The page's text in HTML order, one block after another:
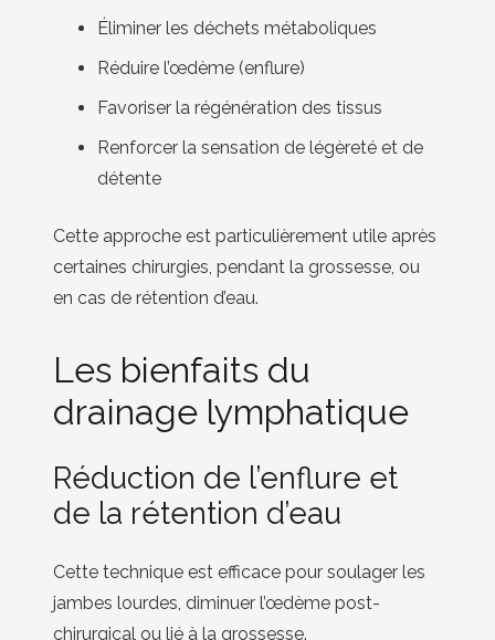
Éliminer les déchets métaboliques
Réduire l’œdème (enflure)
Favoriser la régénération des tissus
Renforcer la sensation de légèreté et de
détente
Cette approche est particulièrement utile après
certaines chirurgies, pendant la grossesse, ou
en cas de rétention d’eau.
Les bienfaits du
drainage lymphatique
Réduction de l’enflure et
de la rétention d’eau
Cette technique est efficace pour soulager les
jambes lourdes, diminuer l’œdème post-
chirurgical ou lié à la grossesse.